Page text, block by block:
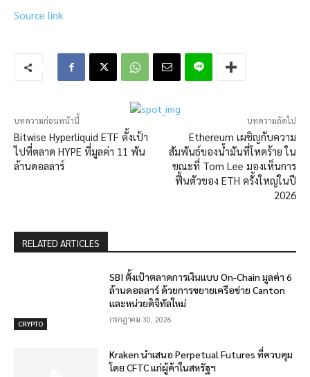
Source link
บทความก่อนหน้านี้
Bitwise Hyperliquid ETF ตั้งเป้า
ไปที่ตลาด HYPE ที่มูลค่า 11 พัน
ล้านดอลลาร์
บทความถัดไป
Ethereum เผชิญกับความ
สัมพันธ์ของน้ำมันที่โหดร้าย ใน
ขณะที่ Tom Lee มองเห็นการ
ฟื้นตัวของ ETH ครั้งใหญ่ในปี
2026
RELATED ARTICLES
CRYPTO
SBI ตั้งเป้าตลาดการเงินแบบ On-Chain มูลค่า 6
ล้านดอลลาร์ ด้วยการขยายเครือข่าย Canton
และหน่วยดิจิทัลใหม่
กรกฎาคม 30, 2026
Kraken นำเสนอ Perpetual Futures ที่ควบคุม
โดย CFTC แก่ผู้ค้าในสหรัฐฯ